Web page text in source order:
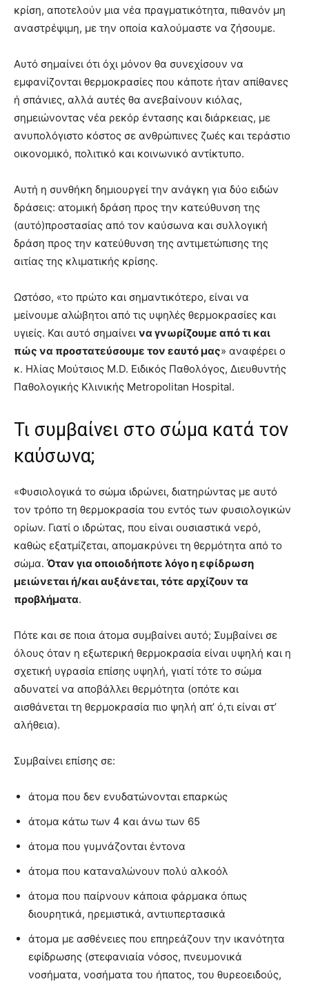
κρίση, αποτελούν μια νέα πραγματικότητα, πιθανόν μη
αναστρέψιμη, με την οποία καλούμαστε να ζήσουμε.
Αυτό σημαίνει ότι όχι μόνον θα συνεχίσουν να
εμφανίζονται θερμοκρασίες που κάποτε ήταν απίθανες
ή σπάνιες, αλλά αυτές θα ανεβαίνουν κιόλας,
σημειώνοντας νέα ρεκόρ έντασης και διάρκειας, με
ανυπολόγιστο κόστος σε ανθρώπινες ζωές και τεράστιο
οικονομικό, πολιτικό και κοινωνικό αντίκτυπο.
Αυτή η συνθήκη δημιουργεί την ανάγκη για δύο ειδών
δράσεις: ατομική δράση προς την κατεύθυνση της
(αυτό)προστασίας από τον καύσωνα και συλλογική
δράση προς την κατεύθυνση της αντιμετώπισης της
αιτίας της κλιματικής κρίσης.
Ωστόσο, «το πρώτο και σημαντικότερο, είναι να
μείνουμε αλώβητοι από τις υψηλές θερμοκρασίες και
υγιείς. Και αυτό σημαίνει να γνωρίζουμε από τι και
πώς να προστατεύσουμε τον εαυτό μας» αναφέρει ο
κ. Ηλίας Μούτσιος M.D. Ειδικός Παθολόγος, Διευθυντής
Παθολογικής Κλινικής Metropolitan Hospital.
Τι συμβαίνει στο σώμα κατά τον
καύσωνα;
«Φυσιολογικά το σώμα ιδρώνει, διατηρώντας με αυτό
τον τρόπο τη θερμοκρασία του εντός των φυσιολογικών
ορίων. Γιατί ο ιδρώτας, που είναι ουσιαστικά νερό,
καθώς εξατμίζεται, απομακρύνει τη θερμότητα από το
σώμα. Όταν για οποιοδήποτε λόγο η εφίδρωση
μειώνεται ή/και αυξάνεται, τότε αρχίζουν τα
προβλήματα.
Πότε και σε ποια άτομα συμβαίνει αυτό; Συμβαίνει σε
όλους όταν η εξωτερική θερμοκρασία είναι υψηλή και η
σχετική υγρασία επίσης υψηλή, γιατί τότε το σώμα
αδυνατεί να αποβάλλει θερμότητα (οπότε και
αισθάνεται τη θερμοκρασία πιο ψηλή απ’ ό,τι είναι στ’
αλήθεια).
Συμβαίνει επίσης σε:
άτομα που δεν ενυδατώνονται επαρκώς
άτομα κάτω των 4 και άνω των 65
άτομα που γυμνάζονται έντονα
άτομα που καταναλώνουν πολύ αλκοόλ
άτομα που παίρνουν κάποια φάρμακα όπως
διουρητικά, ηρεμιστικά, αντιυπερτασικά
άτομα με ασθένειες που επηρεάζουν την ικανότητα
εφίδρωσης (στεφανιαία νόσος, πνευμονικά
νοσήματα, νοσήματα του ήπατος, του θυρεοειδούς,